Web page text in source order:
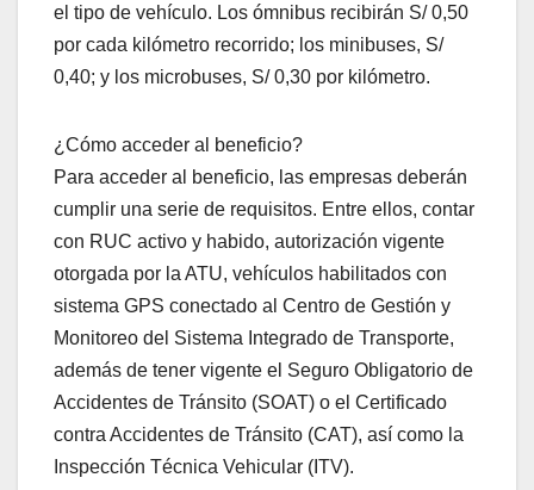
el tipo de vehículo. Los ómnibus recibirán S/ 0,50
por cada kilómetro recorrido; los minibuses, S/
0,40; y los microbuses, S/ 0,30 por kilómetro.
¿Cómo acceder al beneficio?
Para acceder al beneficio, las empresas deberán
cumplir una serie de requisitos. Entre ellos, contar
con RUC activo y habido, autorización vigente
otorgada por la ATU, vehículos habilitados con
sistema GPS conectado al Centro de Gestión y
Monitoreo del Sistema Integrado de Transporte,
además de tener vigente el Seguro Obligatorio de
Accidentes de Tránsito (SOAT) o el Certificado
contra Accidentes de Tránsito (CAT), así como la
Inspección Técnica Vehicular (ITV).